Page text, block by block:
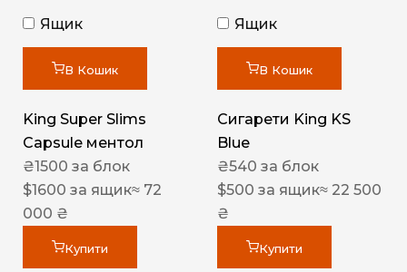
Ящик
В Кошик
King Super Slims
Capsule ментол
₴1500 за блок
$1600 за ящик≈ 72
000 ₴
Купити
Ящик
В Кошик
Сигарети King KS
Blue
₴540 за блок
$500 за ящик≈ 22 500
₴
Купити